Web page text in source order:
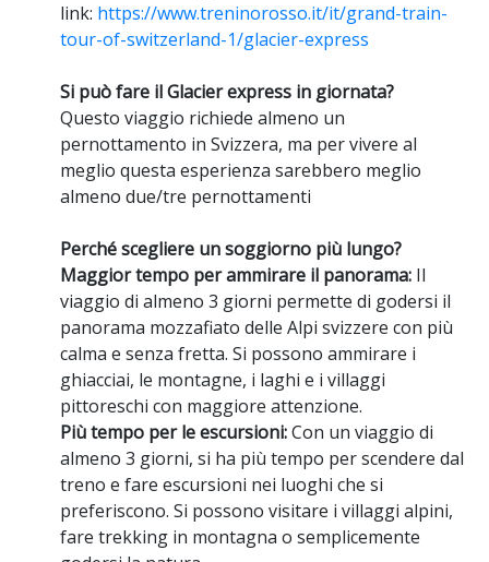
link: https://www.treninorosso.it/it/grand-train-
tour-of-switzerland-1/glacier-express
Si può fare il Glacier express in giornata?
Questo viaggio richiede almeno un
pernottamento in Svizzera, ma per vivere al
meglio questa esperienza sarebbero meglio
almeno due/tre pernottamenti
Perché scegliere un soggiorno più lungo?
Maggior tempo per ammirare il panorama: Il
viaggio di almeno 3 giorni permette di godersi il
panorama mozzafiato delle Alpi svizzere con più
calma e senza fretta. Si possono ammirare i
ghiacciai, le montagne, i laghi e i villaggi
pittoreschi con maggiore attenzione.
Più tempo per le escursioni:Con un viaggio di
almeno 3 giorni, si ha più tempo per scendere dal
treno e fare escursioni nei luoghi che si
preferiscono. Si possono visitare i villaggi alpini,
fare trekking in montagna o semplicemente